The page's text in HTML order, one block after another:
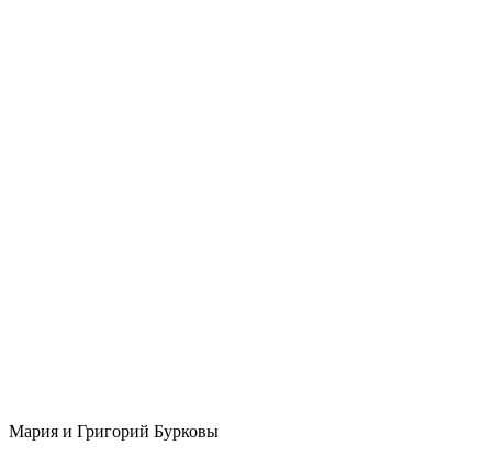
Мария и Григорий Бурковы